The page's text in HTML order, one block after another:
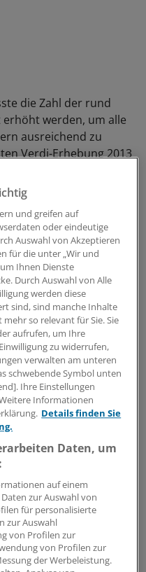
die Zahl der rund
erhöht werden, um alle
ausreichend zu
Verdi-Erhebung 2013
aus Anlass der
bis 21. Juni) in
der Kranken- und
gesetzliche Vorgaben
zur
eine bessere
ein Ende der
erzwungenen
Stellenbesetzungen.
auch einen
festgestellt. So
40 und mehr Betten.
sei seit dem Verdi-
11,7 auf 14,4 Betten
wies auch daraufhin,
Stationen gebe. So
und greifen auf
oder eindeutige
Auswahl von Akzeptieren
für die unter „Wir und
Ihnen Dienste
Durch Auswahl von Alle
werden diese
sind, sind manche Inhalte
so relevant für Sie. Sie
aufrufen, um Ihre
zu widerrufen,
verwalten am unteren
schwebende Symbol unten
Ihre Einstellungen
Informationen
Details finden Sie
Daten, um
auf einem
zur Auswahl von
für personalisierte
zur Auswahl
von Profilen zur
von Profilen zur
der Werbeleistung.